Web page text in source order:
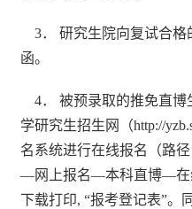
3．
研究生院向复试合格
函。
4． 被预录取的推免直博
学研究生招生网（http://
名系统进行在线报名（路
—网上报名—本科直博—
下载打印, “报考登记表”。